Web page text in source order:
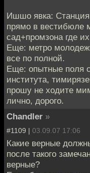
Ишшо явка:
прямо в вестибюле
сад+промзона где
Еще: метро
все по полной.
Еще: опытные поля
института,
прошу не ходите
лично, дорого.
Chandler »
#1109 | 03.09.07 17:06
Какие верные
после такого
верные?